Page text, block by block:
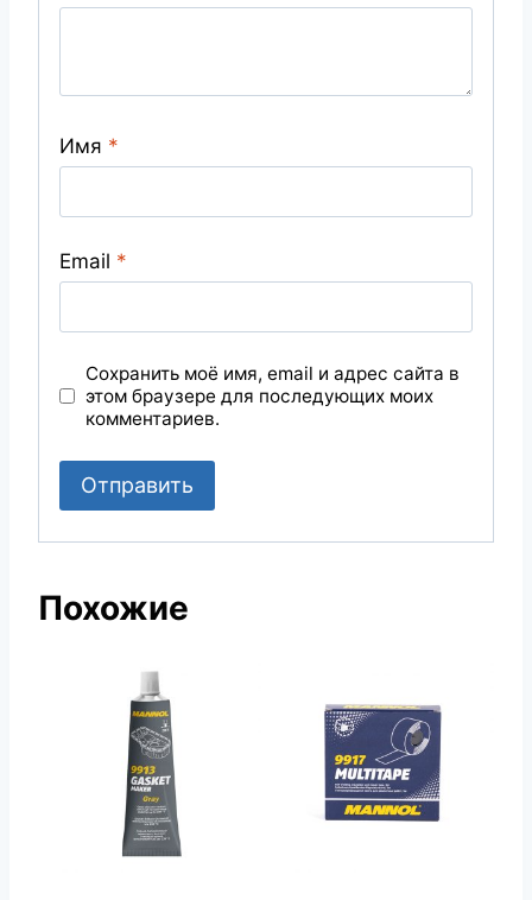
Имя *
Email *
Сохранить моё имя, email и адрес сайта в
этом браузере для последующих моих
комментариев.
Похожие